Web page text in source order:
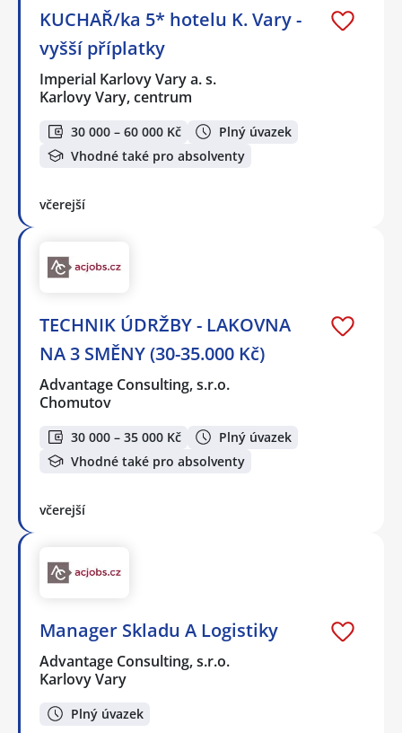
KUCHAŘ/ka 5* hotelu K. Vary -
vyšší příplatky
Imperial Karlovy Vary a. s.
Karlovy Vary, centrum
30 000 – 60 000 Kč
Plný úvazek
Vhodné také pro absolventy
včerejší
TECHNIK ÚDRŽBY - LAKOVNA
NA 3 SMĚNY (30-35.000 Kč)
Advantage Consulting, s.r.o.
Chomutov
30 000 – 35 000 Kč
Plný úvazek
Vhodné také pro absolventy
včerejší
Manager Skladu A Logistiky
Advantage Consulting, s.r.o.
Karlovy Vary
Plný úvazek